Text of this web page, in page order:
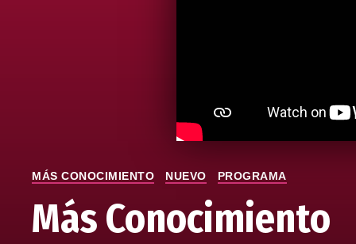
MÁS CONOCIMIENTO NUEVO PROGRAMA
Más Conocimiento